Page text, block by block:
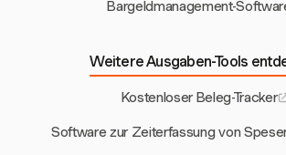
Bargeldmanagement-
Weitere Ausgaben-Tools
Kostenloser Beleg-Tracker
Software zur Zeiterfassung von